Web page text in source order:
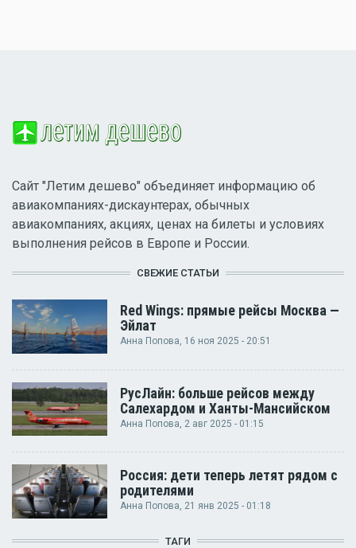
Сайт "Летим дешево" объединяет информацию об
авиакомпаниях-дискаунтерах, обычных
авиакомпаниях, акциях, ценах на билеты и условиях
выполнения рейсов в Европе и России.
СВЕЖИЕ СТАТЬИ
Red Wings: прямые рейсы Москва —
Эйлат
Анна Попова, 16 ноя 2025 - 20:51
РусЛайн: больше рейсов между
Салехардом и Ханты-Мансийском
Анна Попова , 2 авг 2025 - 01:15
Россия: дети теперь летят рядом с
родителями
Анна Попова, 21 янв 2025 - 01:18
ТАГИ